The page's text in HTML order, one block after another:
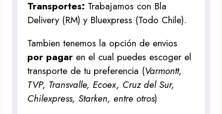
Transportes: Trabajamos con Bla
Delivery (RM) y Bluexpress (Todo Chile).
Tambien tenemos la opción de envios
por pagar en el cual puedes escoger el
transporte de tu preferencia (Varmontt,
TVP, Transvalle, Ecoex, Cruz del Sur,
Chilexpress, Starken, entre otros)